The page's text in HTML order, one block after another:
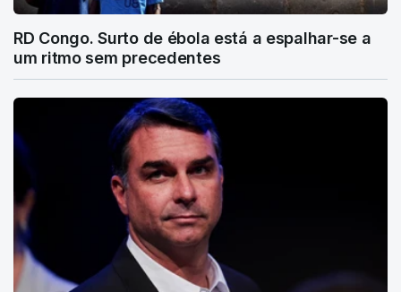
RD Congo. Surto de ébola está a espalhar-se a
um ritmo sem precedentes